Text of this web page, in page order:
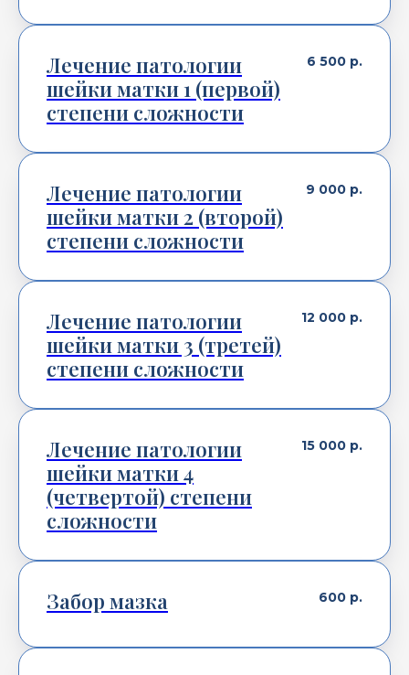
Лечение патологии
шейки матки 1 (первой)
степени сложности
6 500 р.
Лечение патологии
шейки матки 2 (второй)
степени сложности
9 000 р.
Лечение патологии
шейки матки 3 (третей)
степени сложности
12 000 р.
Лечение патологии
шейки матки 4
(четвертой) степени
сложности
15 000 р.
Забор мазка 600 р.